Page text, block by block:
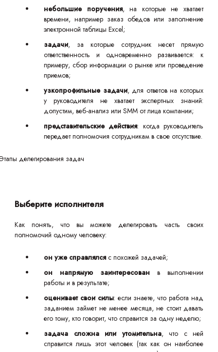
небольшие поручения, на которые не хватает
времени, например заказ обедов или заполнение
электронной таблицы Excel;
задачи, за которые сотрудник несет прямую
ответственность и одновременно развивается: к
примеру, сбор информации о рынке или проведение
приемов;
узкопрофильные задачи, для ответов на которых
у руководителя не хватает экспертных знаний:
допустим, веб-анализ или SMM от лица компании;
представительские действия: когда руководитель
передает полномочия сотрудникам в свое отсутствие.
Выберите исполнителя
Как понять, что вы можете делегировать часть своих
полномочий одному человеку:
он уже справлялсяс похожей задачей;
он напрямую заинтересован в выполнении
работы и в результате;
оценивает свои силы: если знаете, что работа над
заданием займет не менее месяца, не стоит давать
его тому, кто говорит, что справится за одну неделю;
задача сложна или утомительна, что с ней
справится лишь этот человек (так как он наиболее